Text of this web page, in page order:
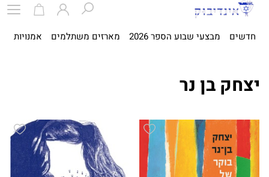
חדשים מבצעי שבוע הספר 2026 מארזים משתלמים אמנויות
יצחק בן נר